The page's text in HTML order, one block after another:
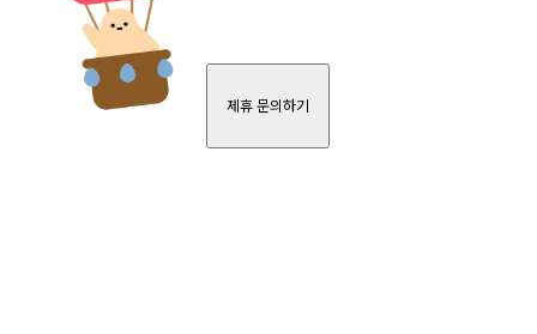
제휴 문의하기